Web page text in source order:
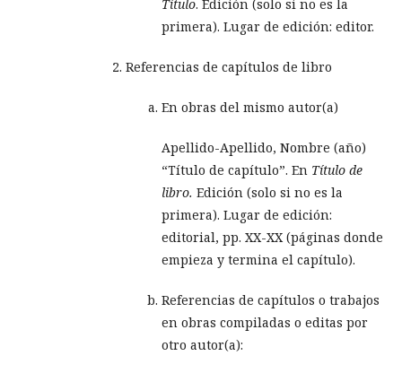
Título. Edición (solo si no es la
primera). Lugar de edición: editor.
Referencias de capítulos de libro
En obras del mismo autor(a)
Apellido-Apellido, Nombre (año)
“Título de capítulo”. En Título de
libro. Edición (solo si no es la
primera). Lugar de edición:
editorial, pp. XX-XX (páginas donde
empieza y termina el capítulo).
Referencias de capítulos o trabajos
en obras compiladas o editas por
otro autor(a):